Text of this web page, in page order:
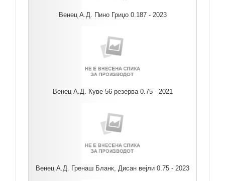
Венец А.Д. Пино Гриџо 0.187 - 2023
Венец А.Д. Куве 56 резерва 0.75 - 2021
Венец А.Д. Гренаш Бланк, Дисан вејли 0.75 - 2023